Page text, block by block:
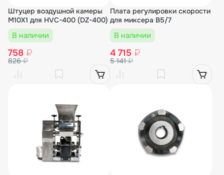
Штуцер воздушной камеры
M10X1 для HVC-400 (DZ-400)
В наличии
758 ₽
826₽
Плата регулировки скорости
для миксера B5/7
В наличии
4 715 ₽
5 141₽